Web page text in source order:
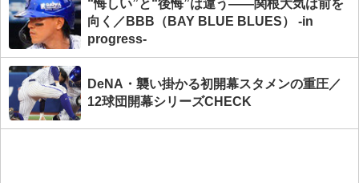
“悔しい”と“後悔”は違う――関根大気は前を
向く／BBB（BAY BLUE BLUES） -in
progress-
DeNA・襲い掛かる初開幕スタメンの重圧／
12球団開幕シリーズCHECK